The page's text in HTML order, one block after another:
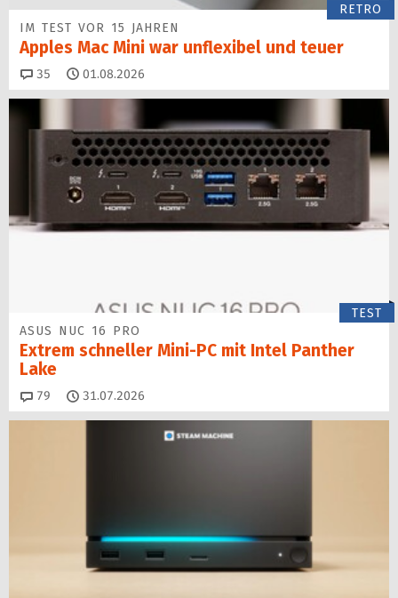
RETRO
IM TEST VOR 15 JAHREN
Apples Mac Mini war unflexibel und teuer
35 Kommentare
01.08.2026
TEST
ASUS NUC 16 PRO
Extrem schneller Mini-PC mit Intel Panther
Lake
79 Kommentare
31.07.2026